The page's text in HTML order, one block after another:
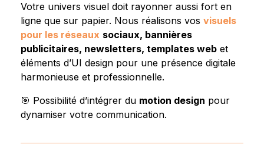
Votre univers visuel doit rayonner aussi fort en
ligne que sur papier. Nous réalisons vos visuels
pour les réseaux sociaux, bannières
publicitaires, newsletters, templates web et
éléments d’UI design pour une présence digitale
harmonieuse et professionnelle.
🎯 Possibilité d’intégrer du motion design pour
dynamiser votre communication.